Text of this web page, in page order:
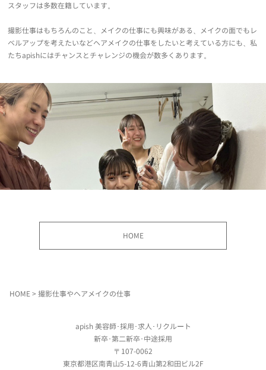
スタッフは多数在籍しています。
撮影仕事はもちろんのこと、メイクの仕事にも興味がある、メイクの面でもレ
ベルアップを考えたいなどヘアメイクの仕事をしたいと考えている方にも、私
たちapishにはチャンスとチャレンジの機会が数多くあります。
HOME
HOME> 撮影仕事やヘアメイクの仕事
apish 美容師･採用･求人･リクルート
新卒･第二新卒･中途採用
〒107-0062
東京都港区南青山5-12-6青山第2和田ビル2F